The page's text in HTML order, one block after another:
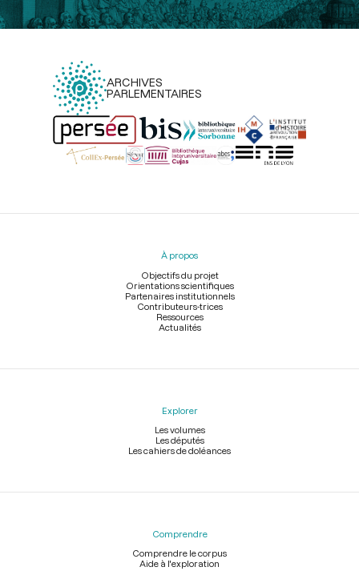
ARCHIVES
PARLEMENTAIRES
Menu
À propos
Objectifs du projet
Orientations scientifiques
Partenaires institutionnels
Contributeurs-trices
Ressources
Actualités
Explorer
Les volumes
Les députés
Les cahiers de doléances
Comprendre
Comprendre le corpus
Aide à l'exploration